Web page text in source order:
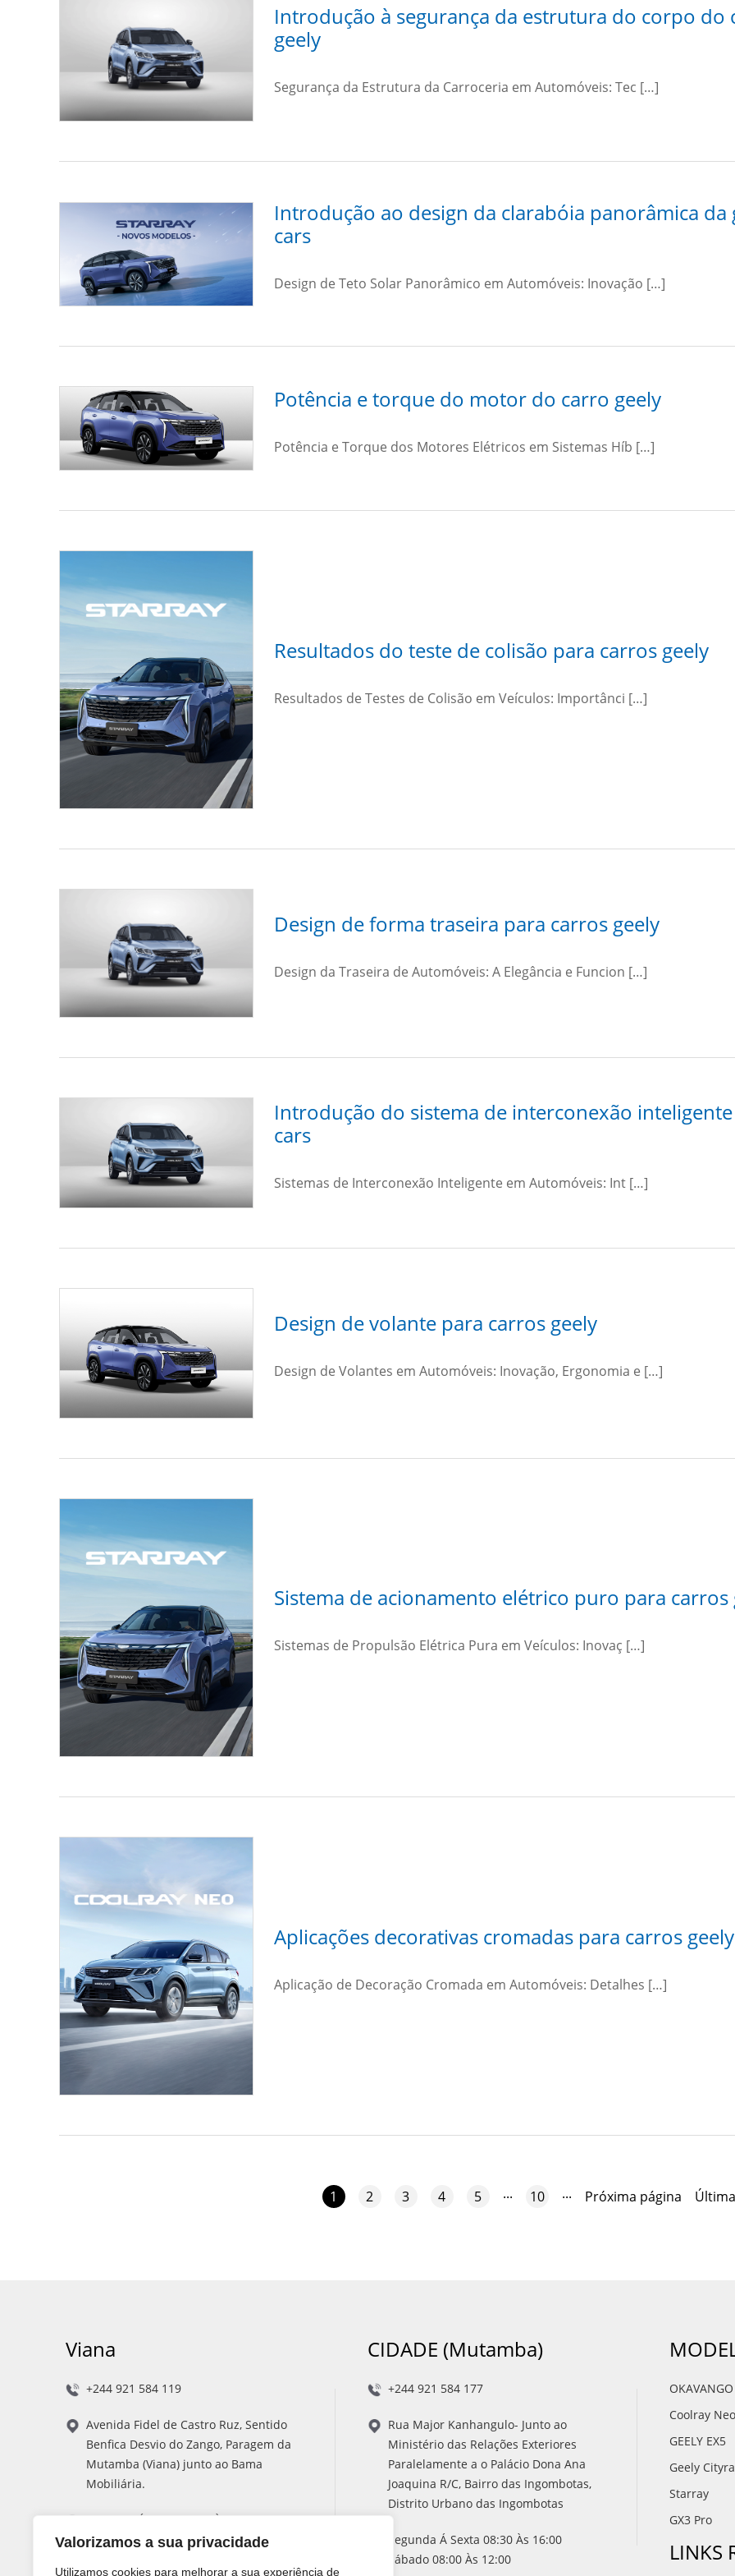
Valorizamos a sua privacidade
Utilizamos cookies para melhorar a sua experiência de
Introdução à segurança da estrutura do corpo do
geely
Segurança da Estrutura da Carroceria em Automóveis: Tec […]
Introdução ao design da clarabóia panorâmica da
cars
Design de Teto Solar Panorâmico em Automóveis: Inovação […]
Potência e torque do motor do carro geely
Potência e Torque dos Motores Elétricos em Sistemas Híb […]
Resultados do teste de colisão para carros geely
Resultados de Testes de Colisão em Veículos: Importânci […]
Design de forma traseira para carros geely
Design da Traseira de Automóveis: A Elegância e Funcion […]
Introdução do sistema de interconexão
cars
Sistemas de Interconexão Inteligente em Automóveis: Int […]
Design de volante para carros geely
Design de Volantes em Automóveis: Inovação, Ergonomia e […]
Sistema de acionamento elétrico puro para carros
Sistemas de Propulsão Elétrica Pura em Veículos: Inovaç […]
Aplicações decorativas cromadas para carros geely
Aplicação de Decoração Cromada em Automóveis: Detalhes […]
1 2 3 4 5 ... 10 ... Próxima página
Viana
+244 921 584 119
Avenida Fidel de Castro Ruz, Sentido
Benfica Desvio do Zango, Paragem da
Mutamba (Viana) junto ao Bama
Mobiliária.
Segunda Á Sexta 08:00 Às 17:00
Sábado 08:00 Às 16:00
CIDADE (Mutamba)
+244 921 584 177
Rua Major Kanhangulo- Junto ao
Ministério das Relações Exteriores
Paralelamente a o Palácio Dona Ana
Joaquina R/C, Bairro das Ingombotas,
Distrito Urbano das Ingombotas
Segunda Á Sexta 08:30 Às 16:00
Sábado 08:00 Às 12:00
OKAVANGO
Coolray Neo
GEELY EX5
Geely
Starray
GX3 Pro
LINKS